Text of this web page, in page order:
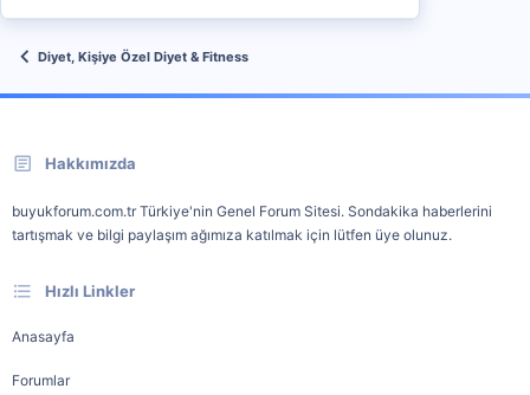
Diyet, Kişiye Özel Diyet & Fitness
Hakkımızda
buyukforum.com.tr Türkiye'nin Genel Forum Sitesi. Sondakika haberlerini
tartışmak ve bilgi paylaşım ağımıza katılmak için lütfen üye olunuz.
Hızlı Linkler
Anasayfa
Forumlar